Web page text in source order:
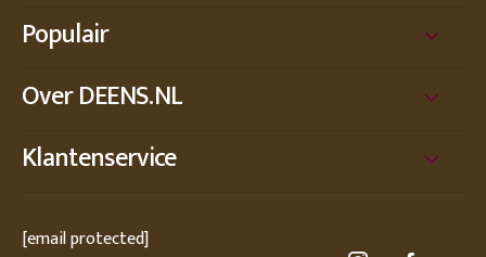
Populair
Over DEENS.NL
Klantenservice
[email protected]